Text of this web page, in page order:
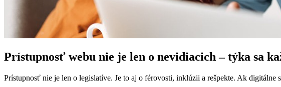
Prístupnosť webu nie je len o nevidiacich – týka sa
Prístupnosť nie je len o legislatíve. Je to aj o férovosti, inklúzii a rešpekte. Ak